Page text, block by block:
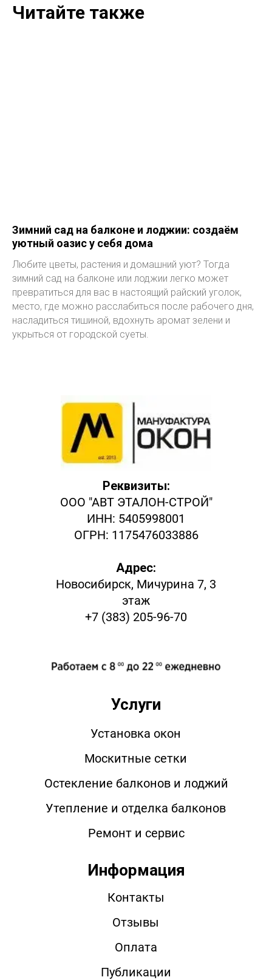
Читайте также
Зимний сад на балконе и лоджии: создаём
уютный оазис у себя дома
Любите цветы, растения и домашний уют? Тогда
зимний сад на балконе или лоджии легко может
превратиться для вас в настоящий райский уголок,
место, где можно расслабиться после рабочего дня,
насладиться тишиной, вдохнуть аромат зелени и
укрыться от городской суеты.
Реквизиты:
ООО "АВТ ЭТАЛОН-СТРОЙ"
ИНН: 5405998001
ОГРН: 1175476033886
Адрес:
Новосибирск, Мичурина 7, 3
этаж
+7 (383) 205-96-70
Информация
Услуги
Публикации
Оплата
Отзывы
Контакты
Ремонт и сервис
Утепление и отделка балконов
Остекление балконов и лоджий
Москитные сетки
Установка окон